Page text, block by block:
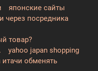
японские сайты
через посредника
товар?
yahoo japan shopping
итачи обменять